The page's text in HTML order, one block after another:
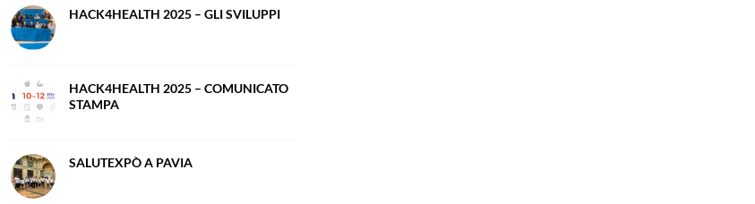
HACK4HEALTH 2025 – GLI SVILUPPI
HACK4HEALTH 2025 – COMUNICATO
STAMPA
SALUTEXPÒ A PAVIA